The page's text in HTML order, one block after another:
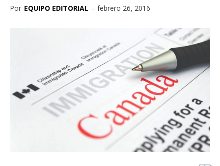
Por EQUIPO EDITORIAL - febrero 26, 2016